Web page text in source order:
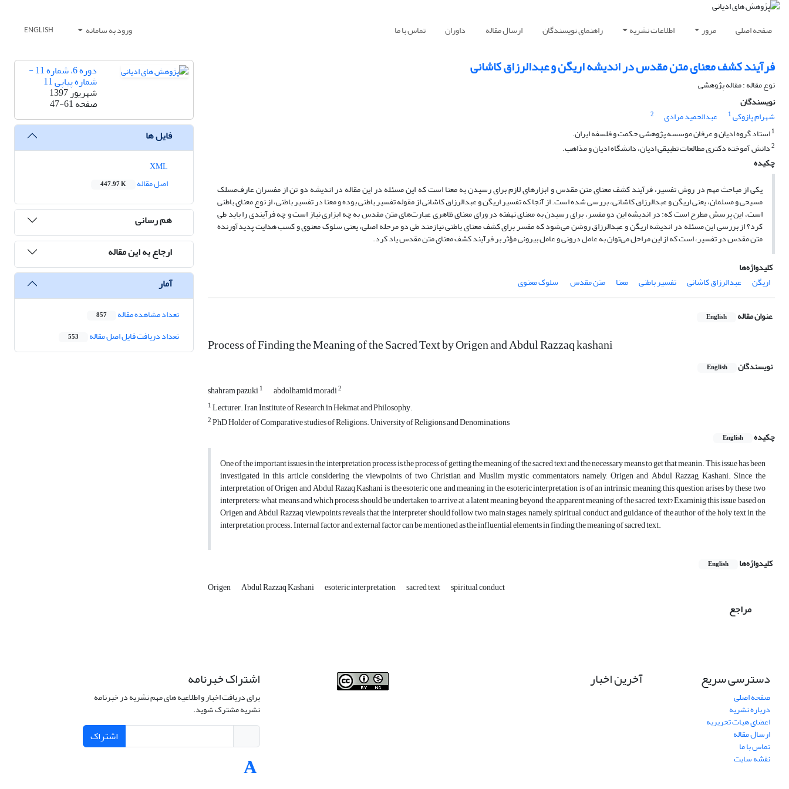
صفحه اصلی مرور اطلاعات نشریه راهنمای نویسندگان ارسال مقاله داوران تماس با ما ورود به سامانه ENGLISH
فرآیند کشف معنای متن مقدس در اندیشه اریگن و عبدالرزاق کاشانی
نوع مقاله : مقاله پژوهشی
نویسندگان
شهرام پازوکی1 عبدالحمید مرادی
2
1استاد گروه ادیان و عرفان موسسه پژوهشی حکمت و فلسفه ایران.
2دانش آموخته دکتری مطالعات تطبیقی ادیان، دانشگاه ادیان و مذاهب.
چکیده
یکی از مباحث مهم در روش تفسیر، فرآیند کشف معنای متن مقدس و ابزارهای لازم برای رسیدن به معنا است که این مسئله در این مقاله در اندیشه دو تن از مفسران عارف‌مسلک
مسیحی و مسلمان،‌ یعنی اریگن و عبدالرزاق کاشانی، بررسی شده است. از آنجا که تفسیر اریگن و عبدالرزاق کاشانی از مقوله تفسیر باطنی بوده و معنا در تفسیر باطنی، از نوع معنای باطنی
است،‌ این پرسش مطرح است که: در اندیشه این دو مفسر، برای رسیدن به معنای نهفته در ورای معنای ظاهری عبارت‌های متن مقدس به چه ابزاری نیاز است و چه فرآیندی را باید طی
کرد؟ از بررسی این مسئله در اندیشه اریگن و عبدالرزاق روشن می‌شود که مفسر برای کشف معنای باطنی نیازمند طی دو مرحله اصلی، یعنی سلوک معنوی و کسب هدایت پدیدآورنده
متن مقدس در تفسیر، است که از این مراحل می‌توان به عامل درونی و عامل بیرونی مؤثر بر فرآیند کشف معنای متن مقدس یاد کرد.
کلیدواژه‌ها
اریگن
عبدالرزاق کاشانی تفسیر باطنی معنا متن مقدس ‌ سلوک معنوی
عنوان مقاله English
Process of Finding the Meaning of the Sacred Text by Origen and Abdul Razzaq kashani
نویسندگان English
shahram pazuki1 abdolhamid moradi2
1Lecturer. Iran Institute of Research in Hekmat and Philosophy.
2PhD Holder of Comparative studies of Religions. University of Religions and Denominations
چکیده
English
One of the important issues in the interpretation process is the process of getting the meaning of the sacred text and the necessary means to get that meanin. This issue has been
investigated in this article considering the viewpoints of two Christian and Muslim mystic commentators, namely, Origen and Abdul Razzag Kashani. Since the
interpretation of Origen and Abdul Razaq Kashani is the esoteric one, and meaning in the esoteric interpretation is of an intrinsic meaning, this question arises by these two
interpreters: what means and which process should be undertaken to arrive at a latent meaning beyond the apparent meaning of the sacred text? Examinig this issue based on
Origen and Abdul Razzaq viewpoints reveals that the interpreter should follow two main stages, namely, spiritual conduct and guidance of the author of the holy text in the
interpretation process. Internal factor and external factor can be mentioned as the influential elements in finding the meaning of sacred text.
کلیدواژه‌ها English
Origen Abdul Razzaq Kashani esoteric interpretation sacred text spiritual conduct
مراجع
دوره 6، شماره 11 -
شماره پیاپی 11
شهریور 1397
صفحه47-61
فایل ها
اصل مقاله
447.97 K
هم رسانی
ارجاع به این مقاله
آمار
تعداد مشاهده مقاله 857
تعداد دریافت فایل اصل مقاله 553
دسترسی سریع
صفحه اصلی
درباره نشریه
اعضای هیات تحریریه
ارسال مقاله
تماس با ما
نقشه سایت
آخرین اخبار اشتراک خبرنامه
برای دریافت اخبار و اطلاعیه های مهم نشریه در خبرنامه
نشریه مشترک شوید.
اشتراک